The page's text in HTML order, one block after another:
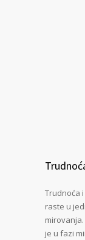
Trudnoća
raste u
je u fazi